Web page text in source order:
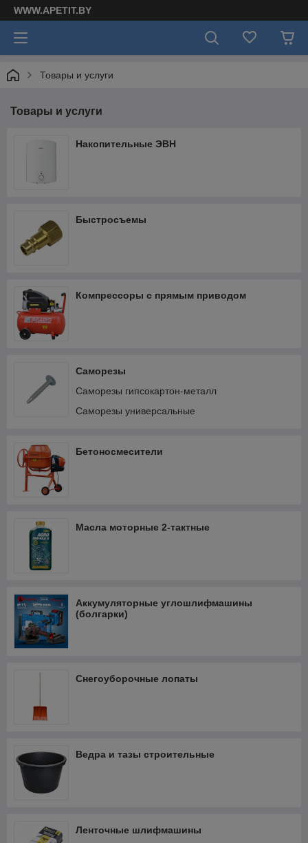
WWW.APETIT.BY
Товары и услуги
Товары и услуги
Накопительные ЭВН
Быстросъемы
Компрессоры с прямым приводом
Саморезы
Саморезы гипсокартон-металл
Саморезы универсальные
Бетоносмесители
Масла моторные 2-тактные
Аккумуляторные углошлифмашины
(болгарки)
Снегоуборочные лопаты
Ведра и тазы строительные
Ленточные шлифмашины